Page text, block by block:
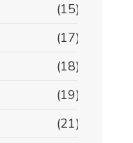
(15)
(17)
(18)
(19)
(21)